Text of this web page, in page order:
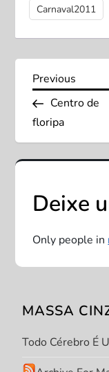
Carnaval2011
N
a
v
g
a
ã
o
Previous
Post
Previous
Centro de
floripa
Deixe
Only people in
MASSA
Todo Cérebro É